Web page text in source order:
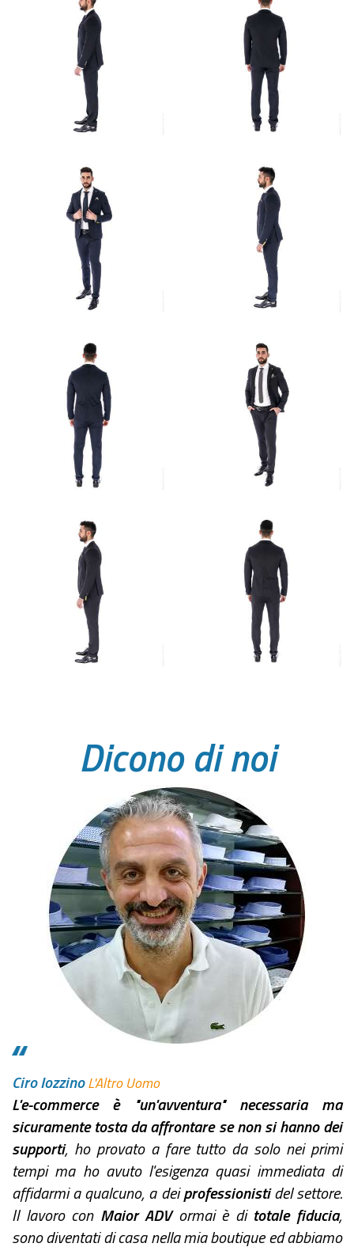
Dicono di noi
Ciro IozzinoL'Altro Uomo
L'e-commerce è "un'avventura" necessaria ma
sicuramente tosta da affrontare se non si hanno dei
supporti, ho provato a fare tutto da solo nei primi
tempi ma ho avuto l'esigenza quasi immediata di
affidarmi a qualcuno, a deiprofessionistidel settore.
Il lavoro con Maior ADV ormai è di totale fiducia,
sono diventati di casa nella mia boutique ed abbiamo